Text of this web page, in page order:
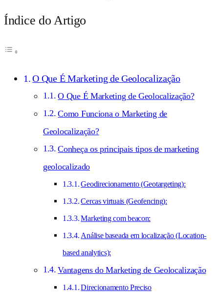
Índice do Artigo
O Que É Marketing de Geolocalização
O Que É Marketing de Geolocalização?
Como Funciona o Marketing de
Geolocalização?
Conheça os principais tipos de marketing
geolocalizado
Geodirecionamento (Geotargeting):
Cercas virtuais (Geofencing):
Marketing com beacon:
Análise baseada em localização (Location-
based analytics):
Vantagens do Marketing de Geolocalização
Direcionamento Preciso